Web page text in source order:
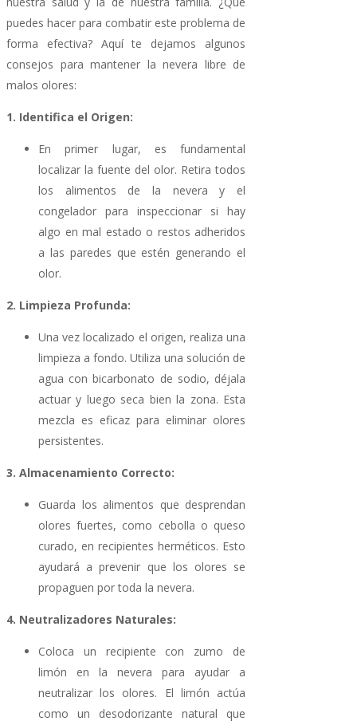
puedes hacer para combatir este problema de
forma efectiva? Aquí te dejamos algunos
consejos para mantener la nevera libre de
malos olores:
1. Identifica el Origen:
En primer lugar, es fundamental
localizar la fuente del olor. Retira todos
los alimentos de la nevera y el
congelador para inspeccionar si hay
algo en mal estado o restos adheridos
a las paredes que estén generando el
olor.
2. Limpieza Profunda:
Una vez localizado el origen, realiza una
limpieza a fondo. Utiliza una solución de
agua con bicarbonato de sodio, déjala
actuar y luego seca bien la zona. Esta
mezcla es eficaz para eliminar olores
persistentes.
3. Almacenamiento Correcto:
Guarda los alimentos que desprendan
olores fuertes, como cebolla o queso
curado, en recipientes herméticos. Esto
ayudará a prevenir que los olores se
propaguen por toda la nevera.
4. Neutralizadores Naturales:
Coloca un recipiente con zumo de
limón en la nevera para ayudar a
neutralizar los olores. El limón actúa
como un desodorizante natural que